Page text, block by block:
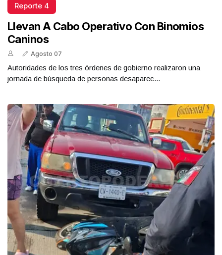
Reporte 4
Llevan A Cabo Operativo Con Binomios
Caninos
Agosto 07
Autoridades de los tres órdenes de gobierno realizaron una
jornada de búsqueda de personas desaparec...